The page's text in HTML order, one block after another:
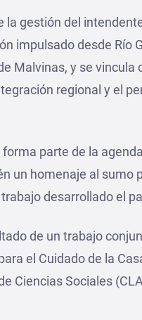
la gestión del
impulsado desde Río
Malvinas, y se
regional y el
parte de la
un homenaje al sumo
desarrollado el
de un trabajo
el Cuidado de la
Ciencias Sociales